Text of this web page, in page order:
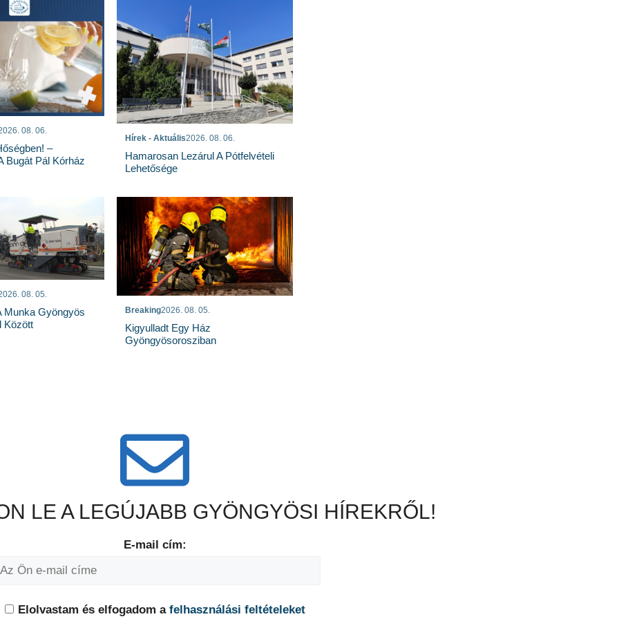
08. 06.
–
Bugát Pál Kórház
Hírek - Aktuális2026. 08. 06.
Hamarosan Lezárul A Pótfelvételi
Lehetősége
08. 05.
Munka Gyöngyös
Között
Breaking2026. 08. 05.
Kigyulladt Egy Ház
Gyöngyösorosziban
LE A LEGÚJABB GYÖNGYÖSI HÍREKRŐL!
E-mail cím:
Elolvastam és elfogadom a felhasználási feltételeket